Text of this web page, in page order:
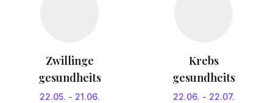
Zwillinge
gesundheits
22.05. - 21.06.
Krebs
gesundheits
22.06. - 22.07.